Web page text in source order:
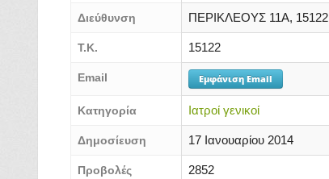
Διεύθυνση ΠΕΡΙΚΛΕΟΥΣ 11Α, 15122
Τ.Κ. 15122
Email Εμφάνιση Email
Κατηγορία Ιατροί γενικοί
Δημοσίευση 17 Ιανουαρίου 2014
Προβολές 2852